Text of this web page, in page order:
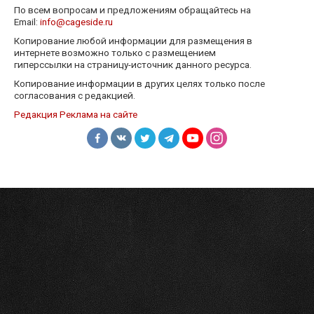
По всем вопросам и предложениям обращайтесь на
Email: info@cageside.ru
Копирование любой информации для размещения в
интернете возможно только с размещением
гиперссылки на страницу-источник данного ресурса.
Копирование информации в других целях только после
согласования с редакцией.
Редакция Реклама на сайте